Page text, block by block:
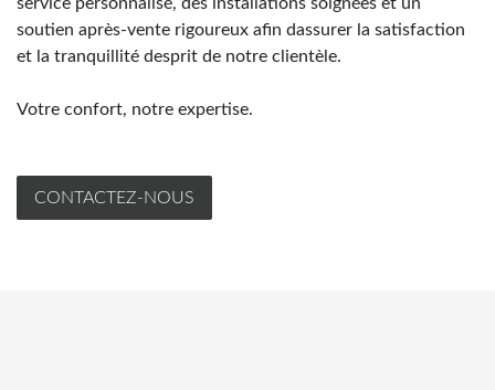
soutien après-vente rigoureux afin dassurer la satisfaction
et la tranquillité desprit de notre clientèle.
Votre confort, notre expertise.
CONTACTEZ-NOUS